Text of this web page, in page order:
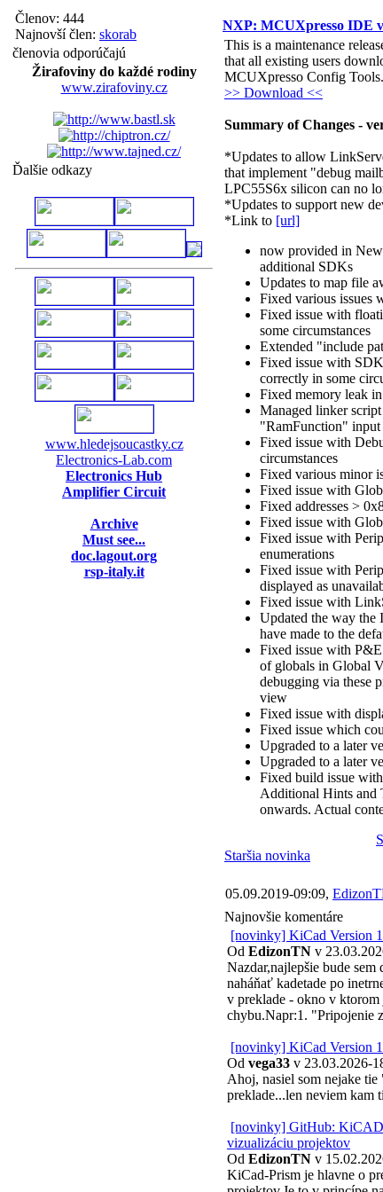
Členov: 444
Najnovší člen: skorab
členovia odporúčajú
Žirafoviny do každé rodiny
www.zirafoviny.cz
Ďalšie odkazy
www.hledejsoucastky.cz
Electronics-Lab.com
Electronics Hub
Amplifier Circuit
Archive
Must see...
doc.lagout.org
rsp-italy.it
NXP: MCUXpresso IDE
This is a maintenance
that all existing users
MCUXpresso Config Tools.
>> Download <<
Summary of Changes -
*Updates to allow
that implement "debug
LPC55S6x silicon can no
*Updates to support new
*Link to [url]
now provided in
additional SDKs
Updates to map file
Fixed various issues
Fixed issue with
some circumstances
Extended "include
Fixed issue with
correctly in some
Fixed memory leak
Managed linker
"RamFunction" input
Fixed issue with
circumstances
Fixed various minor
Fixed issue with
Fixed addresses >
Fixed issue with
Fixed issue with
enumerations
Fixed issue with
displayed as
Fixed issue with
Updated the way the
have made to the
Fixed issue with
of globals in Global
debugging via these
view
Fixed issue with
Fixed issue which
Upgraded to a later
Upgraded to a later
Fixed build issue
Additional Hints and
onwards. Actual
Staršia novinka
05.09.2019-09:09,
Najnovšie komentáre
[novinky] KiCad Version
Od EdizonTN v
Nazdar,najlepšie bude
naháňať kadetade po
v preklade - okno v ktorom
chybu.Napr:1. "Pripojenie
[novinky] KiCad Version
Od vega33 v 23.03.2026-
Ahoj, nasiel som nejake
preklade...len neviem kam
[novinky] GitHub:
vizualizáciu projektov
Od EdizonTN v
KiCad-Prism je hlavne o